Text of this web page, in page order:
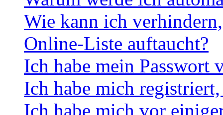
Wie kann ich
Online-Liste auftaucht?
Ich habe mein Passwort
Ich habe mich
Ich habe mich vor